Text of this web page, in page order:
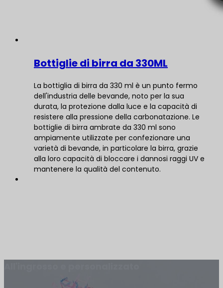
Bottiglie di birra da 330ML
La bottiglia di birra da 330 ml è un punto fermo
dell'industria delle bevande, noto per la sua
durata, la protezione dalla luce e la capacità di
resistere alla pressione della carbonatazione. Le
bottiglie di birra ambrate da 330 ml sono
ampiamente utilizzate per confezionare una
varietà di bevande, in particolare la birra, grazie
alla loro capacità di bloccare i dannosi raggi UV e
mantenere la qualità del contenuto.